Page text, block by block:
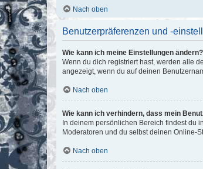
Nach oben
Benutzerpräferenzen und -
Wie kann ich meine Einstellungen ändern?
Wenn du dich registriert hast, werden alle
angezeigt, wenn du auf deinen
Nach oben
Wie kann ich verhindern, dass mein
In deinem persönlichen Bereich findest du
Moderatoren und du selbst deinen Online-
Nach oben